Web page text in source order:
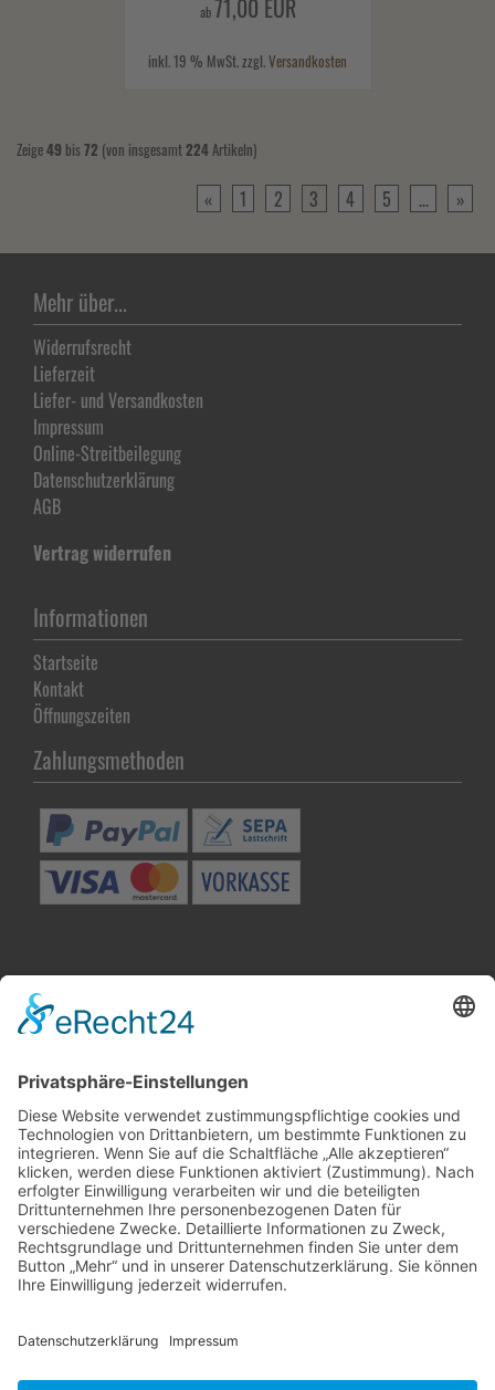
ab71,00 EUR
inkl. 19 % MwSt. zzgl.Versandkosten
Zeige49 bis72 (von insgesamt224Artikeln)
« 1 2 3 4 5 ... »
Mehr über...
Widerrufsrecht
Lieferzeit
Liefer- und Versandkosten
Impressum
Online-Streitbeilegung
Datenschutz­erklärung
AGB
Vertrag widerrufen
Informationen
Startseite
Kontakt
Öffnungszeiten
Zahlungsmethoden
Besuchen Sie uns in Winnenden
Wir benötigen Ihre
Zustimmung, um den Google
Maps-Service zu laden!
Wir verwenden einen Service eines
Drittanbieters, um Karteninhalte
einzubetten. Dieser Service kann Daten
zu Ihren Aktivitäten sammeln. Bitte lesen
Sie die Details durch und stimmen Sie
Karte anzuzeigen.